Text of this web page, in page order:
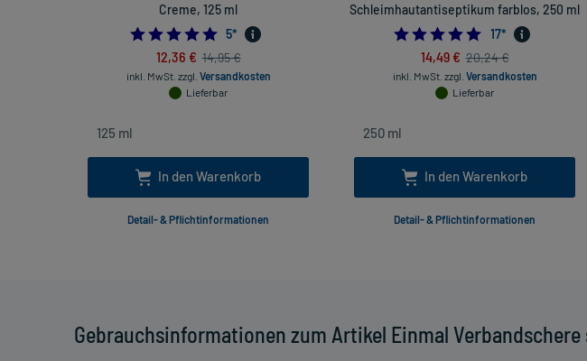
Gebrauchsinformationen zum Artikel Einmal
Creme, 125 ml
5.0
5*
12,36 € 14,95 €
inkl. MwSt. zzgl. Versandkosten
Lieferbar
In den Warenkorb
Detail- & Pflichtinformationen
Schleimhautantiseptikum farblos, 250 ml
17*
14,49 € 20,24 €
inkl. MwSt. zzgl. Versandkosten
Lieferbar
In den Warenkorb
Detail- & Pflichtinformationen